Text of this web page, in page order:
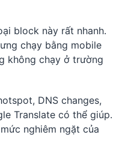
block này rất nhanh.
chạy bằng mobile
không chạy ở trường
DNS changes,
Translate có thể giúp.
nghiêm ngặt của